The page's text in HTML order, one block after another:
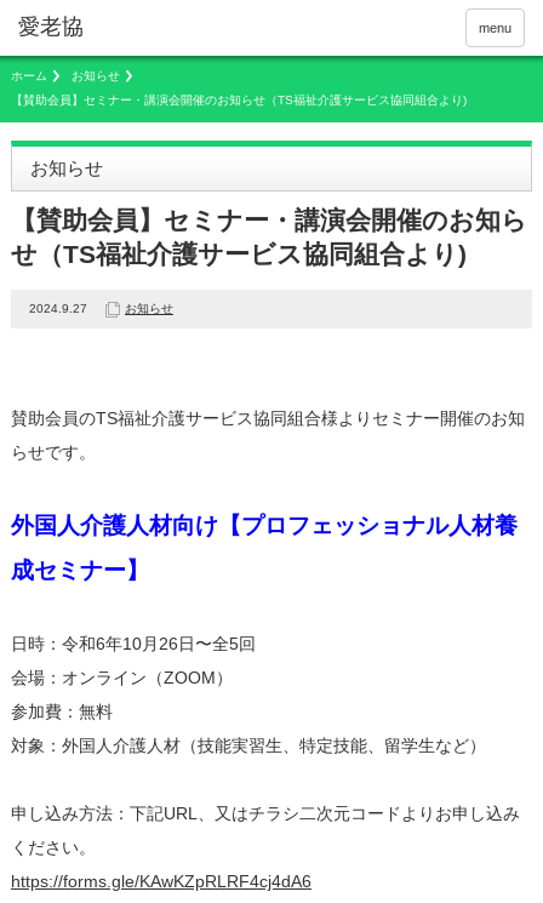
menu
ホーム
お知らせ
【賛助会員】セミナー・講演会開催のお知らせ（TS福祉介護サービス協同組合より)
お知らせ
【賛助会員】セミナー・講演会開催のお知ら
せ（TS福祉介護サービス協同組合より)
2024.9.27 お知らせ
賛助会員のTS福祉介護サービス協同組合様よりセミナー開催のお知
らせです。
外国人介護人材向け【プロフェッショナル人材養
成セミナー】
日時：令和6年10月26日〜全5回
会場：オンライン（ZOOM）
参加費：無料
対象：外国人介護人材（技能実習生、特定技能、留学生など）
申し込み方法：下記URL、又はチラシ二次元コードよりお申し込み
ください。
https://forms.gle/KAwKZpRLRF4cj4dA6